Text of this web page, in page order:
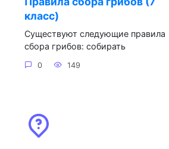
класс)
Существуют следующие правила
сбора грибов: собирать
0 149